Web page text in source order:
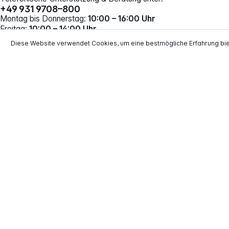
+49 931 9708–800
Montag bis Donnerstag: 10:00 – 16:00 Uhr
Freitag:10:00 – 14:00 Uhr
Vertrag widerrufen
Diese Website verwendet Cookies, um eine bestmögliche Erfahrung